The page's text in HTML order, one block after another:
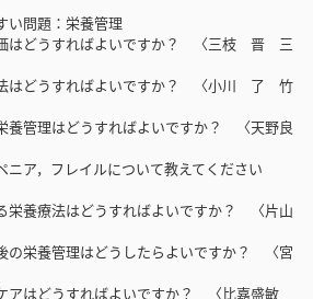
問題：栄養管理
はどうすればよいですか？ 〈三枝 晋 三
はどうすればよいですか？ 〈小川 了 竹
養管理はどうすればよいですか？ 〈天野良
ニア，フレイルについて教えてください
栄養療法はどうすればよいですか？ 〈片山
の栄養管理はどうしたらよいですか？ 〈宮
アはどうすればよいですか？ 〈比嘉盛敏